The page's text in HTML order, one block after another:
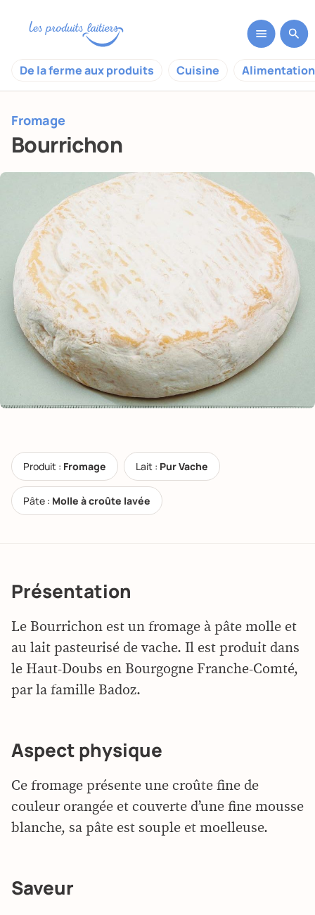
De la ferme aux produits Cuisine
Fromage
Bourrichon
Produit : Fromage Lait : Pur Vache
Pâte : Molle à croûte lavée
Présentation
Le Bourrichon est un fromage à pâte molle et
au lait pasteurisé de vache. Il est produit dans
le Haut-Doubs en Bourgogne Franche-Comté,
par la famille Badoz.
Aspect physique
Ce fromage présente une croûte fine de
couleur orangée et couverte d’une fine mousse
blanche, sa pâte est souple et moelleuse.
Saveur